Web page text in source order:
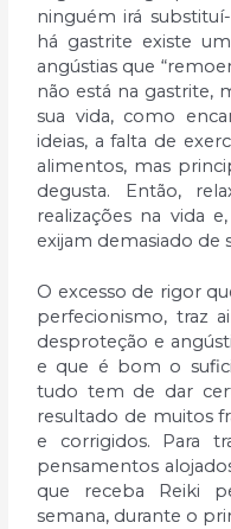
ninguém irá
há gastrite existe
angústias que
não está na gastrite,
sua vida, como
ideias, a falta de
alimentos, mas
degusta. Então,
realizações na vida
exijam demasiado de
O excesso de rigor
perfecionismo, traz
desproteção e
e que é bom o
tudo tem de dar
resultado de muitos
e corrigidos. Para
pensamentos
que receba Reiki
semana, durante o